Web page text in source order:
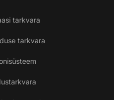
tarkvara
tarkvara